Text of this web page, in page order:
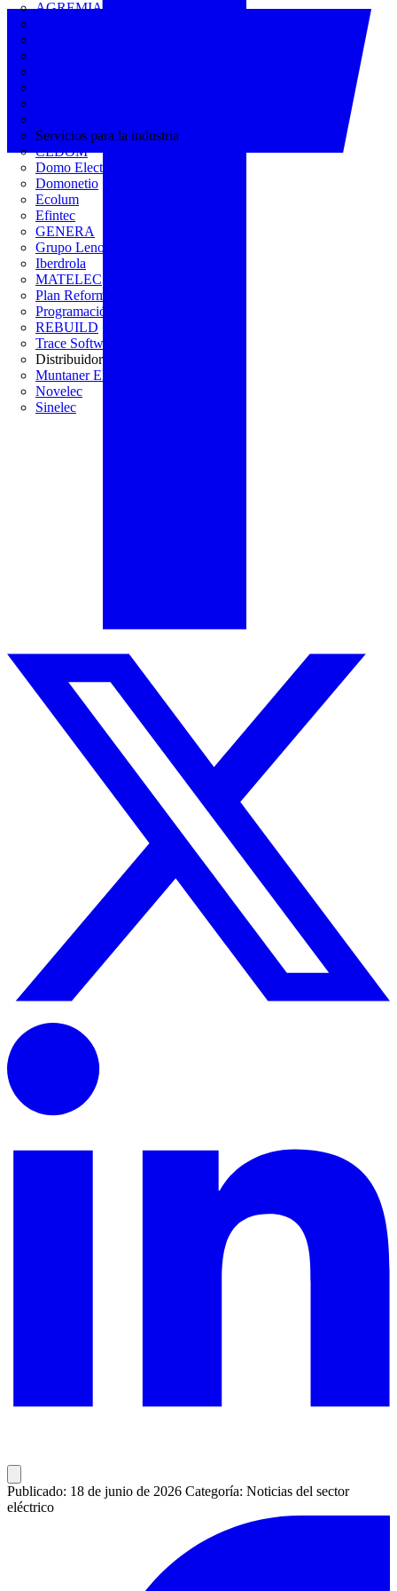
AGREMIA
Servicios para la industria
CEDOM
Domo Electra
Domonetio
Ecolum
Efintec
GENERA
Grupo Lenor
Iberdrola
MATELEC
Plan Reforma
Programación Integral
REBUILD
Trace Software
Distribuidor
Muntaner Electro
Novelec
Sinelec
Publicado: 18 de junio de 2026 Categoría: Noticias del sector
eléctrico